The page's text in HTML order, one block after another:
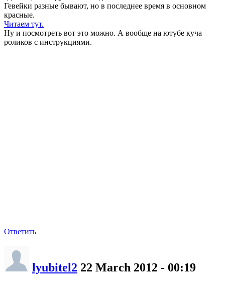
Гевейки разные бывают, но в последнее время в основном
красные.
Читаем тут.
Ну и посмотреть вот это можно. А вообще на ютубе куча
роликов с инструкциями.
Ответить
lyubitel2 22 March 2012 - 00:19